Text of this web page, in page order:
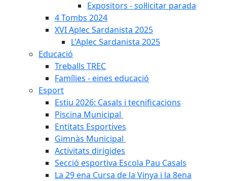
Expositors - sol·licitar parada
4 Tombs 2024
XVI Aplec Sardanista 2025
L'Aplec Sardanista 2025
Educació
Treballs TREC
Famílies - eines educació
Esport
Estiu 2026: Casals i tecnificacions
Piscina Municipal
Entitats Esportives
Gimnàs Municipal
Activitats dirigides
Secció esportiva Escola Pau Casals
La 29 ena Cursa de la Vinya i la 8ena